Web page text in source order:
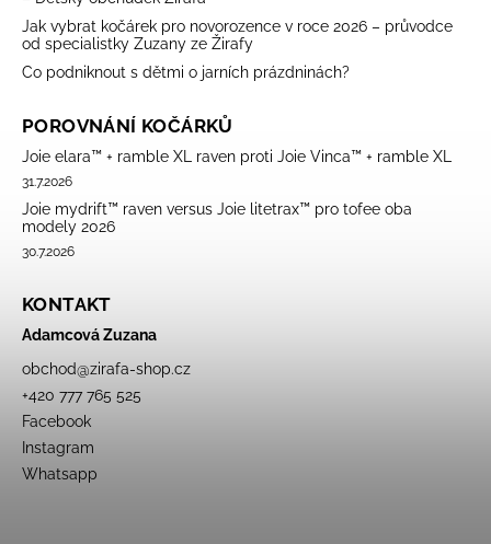
Jak vybrat kočárek pro novorozence v roce 2026 – průvodce
od specialistky Zuzany ze Žirafy
Co podniknout s dětmi o jarních prázdninách?
POROVNÁNÍ KOČÁRKŮ
Joie elara™ + ramble XL raven proti Joie Vinca™ + ramble XL
31.7.2026
Joie mydrift™ raven versus Joie litetrax™ pro tofee oba
modely 2026
30.7.2026
KONTAKT
Adamcová Zuzana
obchod@zirafa-shop.cz
+420 777 765 525
Facebook
Instagram
Whatsapp